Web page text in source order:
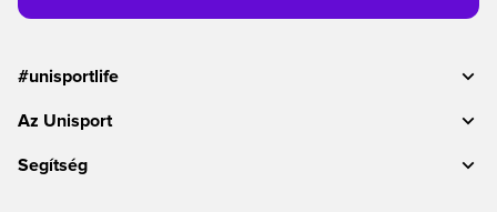
#unisportlife
Az Unisport
Segítség